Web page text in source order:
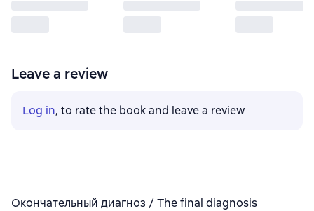
Leave a review
Log in, to rate the book and leave a review
Окончательный диагноз / The final diagnosis